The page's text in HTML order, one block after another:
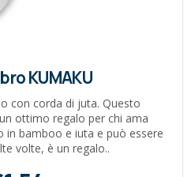
KUMAKU
con corda di juta. Questo
ottimo regalo per chi ama
in bamboo e iuta e può essere
volte, è un regalo..